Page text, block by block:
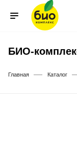
БИО-
Главная — Каталог